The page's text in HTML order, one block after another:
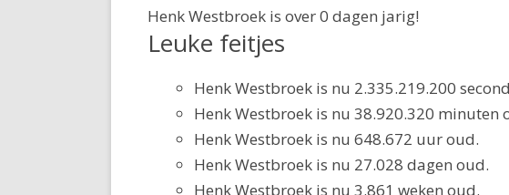
Henk Westbroek is over 0 dagen jarig!
Leuke feitjes
Henk Westbroek is nu 2.335.219.200
Henk Westbroek is nu 38.920.320 minuten
Henk Westbroek is nu 648.672 uur oud.
Henk Westbroek is nu 27.028 dagen oud.
Henk Westbroek is nu 3.861 weken oud.